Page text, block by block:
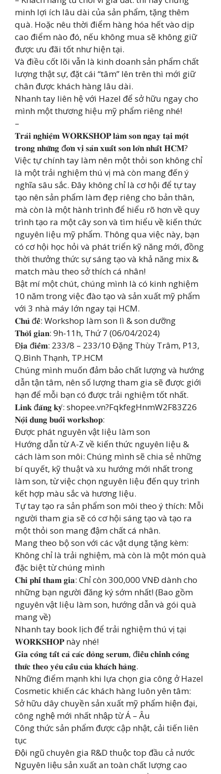
minh lợi ích lâu dài của sản phẩm, tặng thêm
quà. Hoặc nêu thời điểm hàng hóa hết vào dịp
cao điểm nào đó, nếu không mua sẽ không giữ
được ưu đãi tốt như hiện tại.
Và điều cốt lõi vẫn là kinh doanh sản phẩm chất
lượng thật sự, đặt cái “tâm” lên trên thì mới giữ
chân được khách hàng lâu dài.
Nhanh tay liên hệ với Hazel để sở hữu ngay cho
mình một thương hiệu mỹ phẩm riêng nhé!
–
𝐓𝐫𝐚̉𝐢 𝐧𝐠𝐡𝐢𝐞̣̂𝐦 𝐖𝐎𝐑𝐊𝐒𝐇𝐎𝐏 𝐥𝐚̀𝐦 𝐬𝐨𝐧 𝐧𝐠𝐚𝐲 𝐭𝐚̣𝐢 𝐦𝐨̣̂𝐭
𝐭𝐫𝐨𝐧𝐠 𝐧𝐡𝐮̛̃𝐧𝐠 đ𝐨̛𝐧 𝐯𝐢̣ 𝐬𝐚̉𝐧 𝐱𝐮𝐚̂́𝐭 𝐬𝐨𝐧 𝐥𝐨̛́𝐧 𝐧𝐡𝐚̂́𝐭 𝐇𝐂𝐌?
Việc tự chính tay làm nên một thỏi son không chỉ
là một trải nghiệm thú vị mà còn mang đến ý
nghĩa sâu sắc. Đây không chỉ là cơ hội để tự tay
tạo nên sản phẩm làm đẹp riêng cho bản thân,
mà còn là một hành trình để hiểu rõ hơn về quy
trình tạo ra một cây son và tìm hiểu về kiến thức
nguyên liệu mỹ phẩm. Thông qua việc này, bạn
có cơ hội học hỏi và phát triển kỹ năng mới, đồng
thời thưởng thức sự sáng tạo và khả năng mix &
match màu theo sở thích cá nhân!
Bật mí một chút, chúng mình là có kinh nghiệm
10 năm trong việc đào tạo và sản xuất mỹ phẩm
với 3 nhà máy lớn ngay tại HCM.
𝐂𝐡𝐮̉ đ𝐞̂̀: Workshop làm son lì & son dưỡng
𝐓𝐡𝐨̛̀𝐢 𝐠𝐢𝐚𝐧: 9h-11h, Thứ 7 (06/04/2024)
Đ𝐢̣𝐚 đ𝐢𝐞̂̉𝐦: 233/8 – 233/10 Đặng Thùy Trâm, P13,
Q.Bình Thạnh, TP.HCM
Chúng mình muốn đảm bảo chất lượng và hướng
dẫn tận tâm, nên số lượng tham gia sẽ được giới
hạn để mỗi bạn có được trải nghiệm tốt nhất.
𝐋𝐢𝐧𝐤 đ𝐚̆𝐧𝐠 𝐤𝐲́: shopee.vn?FqkfegHnmW2F83Z26
𝐍𝐨̣̂𝐢 𝐝𝐮𝐧𝐠 𝐛𝐮𝐨̂̉𝐢 𝐰𝐨𝐫𝐤𝐬𝐡𝐨𝐩:
Được phát nguyên vật liệu làm son
Hướng dẫn từ A-Z về kiến thức nguyên liệu &
cách làm son môi: Chúng mình sẽ chia sẻ những
bí quyết, kỹ thuật và xu hướng mới nhất trong
làm son, từ việc chọn nguyên liệu đến quy trình
kết hợp màu sắc và hương liệu.
Tự tay tạo ra sản phẩm son môi theo ý thích: Mỗi
người tham gia sẽ có cơ hội sáng tạo và tạo ra
một thỏi son mang đậm chất cá nhân.
Mang theo bộ son với các vật dụng tặng kèm:
Không chỉ là trải nghiệm, mà còn là một món quà
đặc biệt từ chúng mình
𝐂𝐡𝐢 𝐩𝐡𝐢́ 𝐭𝐡𝐚𝐦 𝐠𝐢𝐚: Chỉ còn 300,000 VNĐ dành cho
những bạn người đăng ký sớm nhất! (Bao gồm
nguyên vật liệu làm son, hướng dẫn và gói quà
mang về)
Nhanh tay book lịch để trải nghiệm thú vị tại
𝐖𝐎𝐑𝐊𝐒𝐇𝐎𝐏 này nhé!
𝐆𝐢𝐚 𝐜𝐨̂𝐧𝐠 𝐭𝐚̂́𝐭 𝐜𝐚̉ 𝐜𝐚́𝐜 𝐝𝐨̀𝐧𝐠 𝐬𝐞𝐫𝐮𝐦, đ𝐢𝐞̂̀𝐮 𝐜𝐡𝐢̉𝐧𝐡 𝐜𝐨̂𝐧𝐠
𝐭𝐡𝐮̛́𝐜 𝐭𝐡𝐞𝐨 𝐲𝐞̂𝐮 𝐜𝐚̂̀𝐮 𝐜𝐮̉𝐚 𝐤𝐡𝐚́𝐜𝐡 𝐡𝐚̀𝐧𝐠.
Những điểm mạnh khi lựa chọn gia công ở Hazel
Cosmetic khiến các khách hàng luôn yên tâm:
Sở hữu dây chuyền sản xuất mỹ phẩm hiện đại,
công nghệ mới nhất nhập từ Á – Âu
Công thức sản phẩm được cập nhật, cải tiến liên
tục
Đội ngũ chuyên gia R&D thuộc top đầu cả nước
Nguyên liệu sản xuất an toàn chất lượng cao